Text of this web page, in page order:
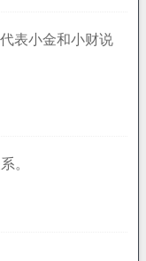
表小金和小财说
。